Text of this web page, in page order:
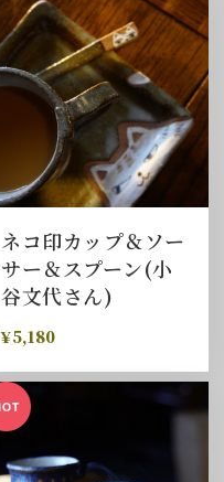
ネコ印カップ＆ソー
サー＆スプーン(小
谷文代さん)
¥5,180